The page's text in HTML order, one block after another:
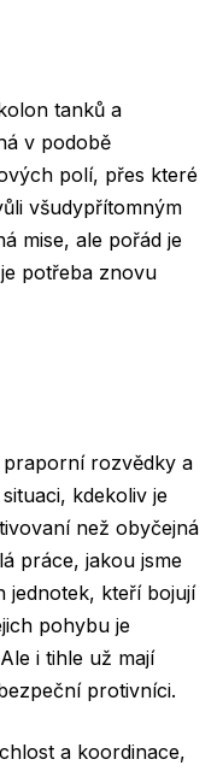
tanků a
v podobě
polí, přes které
všudypřítomným
mise, ale pořád je
potřeba znovu
praporní rozvědky a
kdekoliv je
než obyčejná
práce, jakou jsme
jednotek, kteří bojují
pohybu je
i tihle už mají
protivníci.
a koordinace,